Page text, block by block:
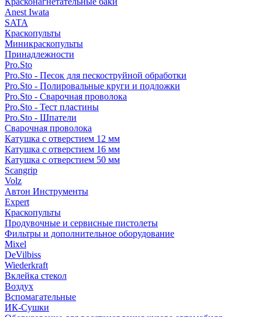
Anest Iwata
SATA
Краскопульты
Миникраскопульты
Принадлежности
Pro.Sto
Pro.Sto - Песок для пескоструйной обработки
Pro.Sto - Полировальные круги и подложки
Pro.Sto - Сварочная проволока
Pro.Sto - Тест пластины
Pro.Sto - Шпатели
Сварочная проволока
Катушка с отверстием 12 мм
Катушка с отверстием 16 мм
Катушка с отверстием 50 мм
Scangrip
Volz
Автон Инструменты
Expert
Краскопульты
Продувочные и сервисные пистолеты
Фильтры и дополнительное оборудование
Mixel
DeVilbiss
Wiederkraft
Вклейка стекол
Воздух
Вспомагательные
ИК-Сушки